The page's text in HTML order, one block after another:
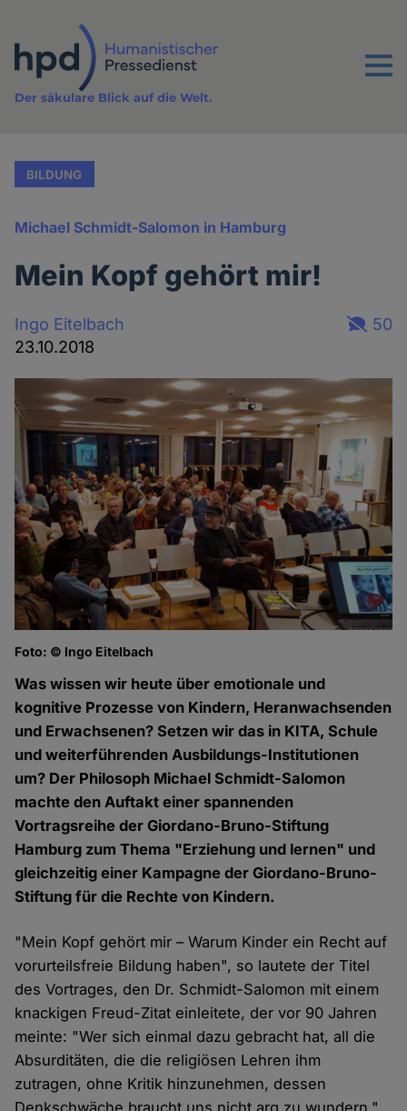
Inhalt
Menu
Der säkulare Blick auf die Welt.
BILDUNG
Michael Schmidt-Salomon in Hamburg
Mein Kopf gehört mir!
Ingo Eitelbach
23.10.2018
50
Foto: © Ingo Eitelbach
Was wissen wir heute über emotionale und
kognitive Prozesse von Kindern, Heranwachsenden
und Erwachsenen? Setzen wir das in KITA, Schule
und weiterführenden Ausbildungs-Institutionen
um? Der Philosoph Michael Schmidt-Salomon
machte den Auftakt einer spannenden
Vortragsreihe der Giordano-Bruno-Stiftung
Hamburg zum Thema "Erziehung und lernen" und
gleichzeitig einer Kampagne der Giordano-Bruno-
Stiftung für die Rechte von Kindern.
"Mein Kopf gehört mir – Warum Kinder ein Recht auf
vorurteilsfreie Bildung haben", so lautete der Titel
des Vortrages, den Dr. Schmidt-Salomon mit einem
knackigen Freud-Zitat einleitete, der vor 90 Jahren
meinte: "Wer sich einmal dazu gebracht hat, all die
Absurditäten, die die religiösen Lehren ihm
zutragen, ohne Kritik hinzunehmen, dessen